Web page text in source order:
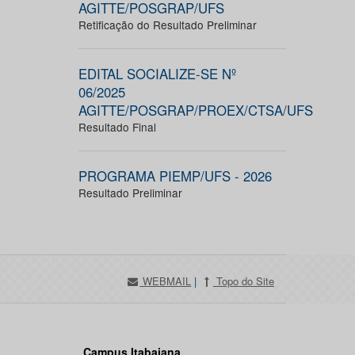
AGITTE/POSGRAP/UFS
Retificação do Resultado Preliminar
EDITAL SOCIALIZE-SE Nº
06/2025
AGITTE/POSGRAP/PROEX/CTSA/UFS
Resultado Final
PROGRAMA PIEMP/UFS - 2026
Resultado Preliminar
WEBMAIL | Topo do Site
Campus Itabaiana